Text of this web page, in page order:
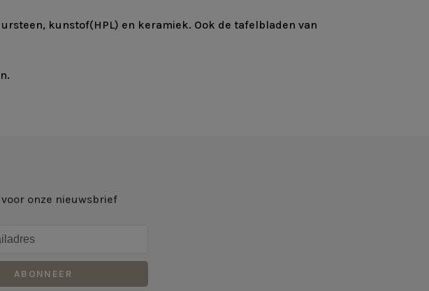
kunstof(HPL) en keramiek. Ook de tafelbladen van
onze nieuwsbrief
ABONNEER